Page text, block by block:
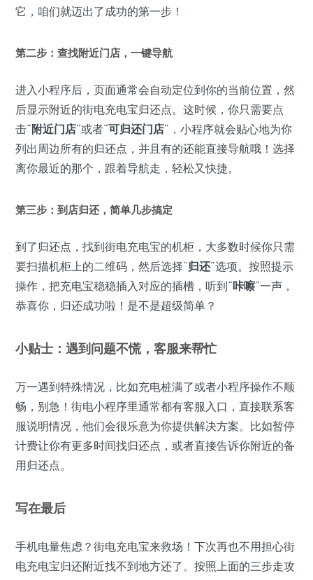
它，咱们就迈出了成功的第一步！
第二步：查找附近门店，一键导航
进入小程序后，页面通常会自动定位到你的当前位置，然
后显示附近的街电充电宝归还点。这时候，你只需要点
击“附近门店”或者“可归还门店”，小程序就会贴心地为你
列出周边所有的归还点，并且有的还能直接导航哦！选择
离你最近的那个，跟着导航走，轻松又快捷。
第三步：到店归还，简单几步搞定
到了归还点，找到街电充电宝的机柜，大多数时候你只需
要扫描机柜上的二维码，然后选择“归还”选项。按照提示
操作，把充电宝稳稳插入对应的插槽，听到“咔嚓”一声，
恭喜你，归还成功啦！是不是超级简单？
小贴士：遇到问题不慌，客服来帮忙
万一遇到特殊情况，比如充电桩满了或者小程序操作不顺
畅，别急！街电小程序里通常都有客服入口，直接联系客
服说明情况，他们会很乐意为你提供解决方案。比如暂停
计费让你有更多时间找归还点，或者直接告诉你附近的备
用归还点。
写在最后
手机电量焦虑？街电充电宝来救场！下次再也不用担心街
电充电宝归还附近找不到地方还了。按照上面的三步走攻